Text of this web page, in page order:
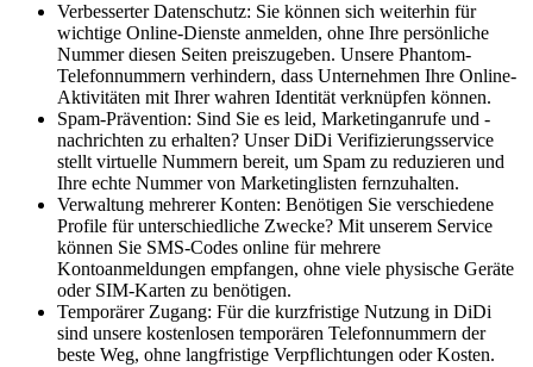
Verbesserter Datenschutz: Sie können sich weiterhin für
wichtige Online-Dienste anmelden, ohne Ihre persönliche
Nummer diesen Seiten preiszugeben. Unsere Phantom-
Telefonnummern verhindern, dass Unternehmen Ihre Online-
Aktivitäten mit Ihrer wahren Identität verknüpfen können.
Spam-Prävention: Sind Sie es leid, Marketinganrufe und -
nachrichten zu erhalten? Unser DiDi Verifizierungsservice
stellt virtuelle Nummern bereit, um Spam zu reduzieren und
Ihre echte Nummer von Marketinglisten fernzuhalten.
Verwaltung mehrerer Konten: Benötigen Sie verschiedene
Profile für unterschiedliche Zwecke? Mit unserem Service
können Sie SMS-Codes online für mehrere
Kontoanmeldungen empfangen, ohne viele physische Geräte
oder SIM-Karten zu benötigen.
Temporärer Zugang: Für die kurzfristige Nutzung in DiDi
sind unsere kostenlosen temporären Telefonnummern der
beste Weg, ohne langfristige Verpflichtungen oder Kosten.